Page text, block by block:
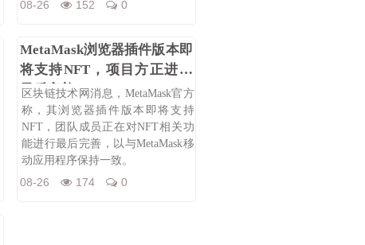
08-26 152 0
MetaMask浏览器插件版本即
将支持NFT，项目方正进行
最后完善
区块链技术网消息，MetaMask官方
称，其浏览器插件版本即将支持
NFT，团队成员正在对NFT相关功
能进行最后完善，以与MetaMask移
动应用程序保持一致。
08-26 174 0